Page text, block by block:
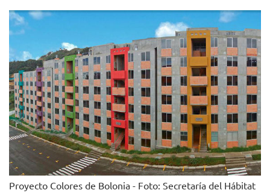
Proyecto Colores de Bolonia - Foto: Secretaría del Hábitat